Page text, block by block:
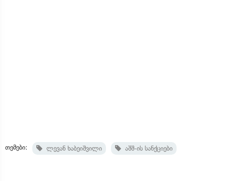
თემები: ლევან ხაბეიშვილი აშშ-ის სანქციები